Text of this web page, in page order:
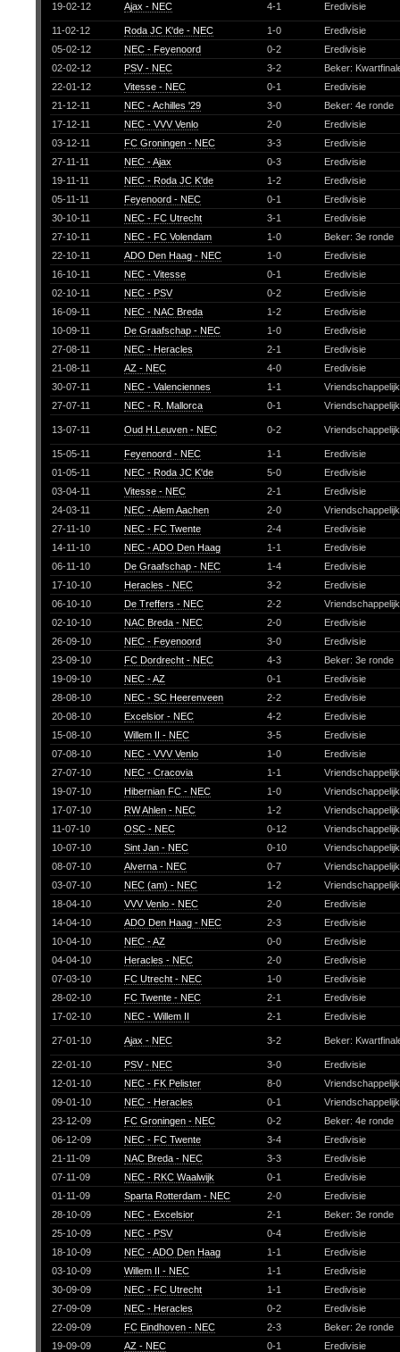
19-02-12 Ajax - NEC 4-1 Eredivisie
11-02-12 Roda JC K'de - NEC 1-0
Eredivisie
05-02-12
NEC - Feyenoord 0-2
Eredivisie
02-02-12
PSV - NEC 3-2
Beker:
22-01-12
Vitesse - NEC 0-1
Eredivisie
21-12-11
NEC - Achilles '29 3-0
Beker: 4e ronde
17-12-11
NEC - VVV Venlo 2-0
Eredivisie
03-12-11
FC Groningen - NEC 3-3
Eredivisie
27-11-11
NEC - Ajax 0-3
Eredivisie
19-11-11
NEC - Roda JC K'de 1-2
Eredivisie
05-11-11
Feyenoord - NEC 0-1
Eredivisie
30-10-11
NEC - FC Utrecht 3-1
Eredivisie
27-10-11
NEC - FC Volendam 1-0
Beker: 3e ronde
22-10-11
ADO Den Haag - NEC 1-0
Eredivisie
16-10-11
NEC - Vitesse 0-1
Eredivisie
02-10-11
NEC - PSV 0-2
Eredivisie
16-09-11
NEC - NAC Breda 1-2
Eredivisie
10-09-11
De Graafschap - NEC 1-0
Eredivisie
27-08-11
NEC - Heracles 2-1
Eredivisie
21-08-11
AZ - NEC 4-0
Eredivisie
30-07-11
NEC - Valenciennes 1-1
27-07-11
NEC - R. Mallorca 0-1
13-07-11 Oud H.Leuven - NEC 0-2
15-05-11 Feyenoord - NEC 1-1
Eredivisie
01-05-11
NEC - Roda JC K'de 5-0
Eredivisie
03-04-11
Vitesse - NEC 2-1
Eredivisie
24-03-11
NEC - Alem Aachen 2-0
27-11-10
NEC - FC Twente 2-4
Eredivisie
14-11-10
NEC - ADO Den Haag 1-1
Eredivisie
06-11-10
De Graafschap - NEC 1-4
Eredivisie
17-10-10
Heracles - NEC 3-2
Eredivisie
06-10-10
De Treffers - NEC 2-2
02-10-10
NAC Breda - NEC 2-0
Eredivisie
26-09-10
NEC - Feyenoord 3-0
Eredivisie
23-09-10
FC Dordrecht - NEC 4-3
Beker: 3e ronde
19-09-10
NEC - AZ 0-1
Eredivisie
28-08-10
NEC - SC Heerenveen 2-2
Eredivisie
20-08-10
Excelsior - NEC 4-2
Eredivisie
15-08-10
Willem II - NEC 3-5
Eredivisie
07-08-10
NEC - VVV Venlo 1-0
Eredivisie
27-07-10
NEC - Cracovia 1-1
19-07-10
Hibernian FC - NEC 1-0
17-07-10
RW Ahlen - NEC 1-2
11-07-10
OSC - NEC 0-12
10-07-10
Sint Jan - NEC 0-10
08-07-10
Alverna - NEC 0-7
03-07-10
NEC (am) - NEC 1-2
18-04-10
VVV Venlo - NEC 2-0
Eredivisie
14-04-10
ADO Den Haag - NEC 2-3
Eredivisie
10-04-10
NEC - AZ 0-0
Eredivisie
04-04-10
Heracles - NEC 2-0
Eredivisie
07-03-10
FC Utrecht - NEC 1-0
Eredivisie
28-02-10
FC Twente - NEC 2-1
Eredivisie
17-02-10
NEC - Willem II 2-1 Eredivisie
27-01-10 Ajax - NEC 3-2 Beker:
22-01-10 PSV - NEC 3-0
Eredivisie
12-01-10
NEC - FK Pelister 8-0
09-01-10
NEC - Heracles 0-1
23-12-09
FC Groningen - NEC 0-2
Beker: 4e ronde
06-12-09
NEC - FC Twente 3-4
Eredivisie
21-11-09
NAC Breda - NEC 3-3
Eredivisie
07-11-09
NEC - RKC Waalwijk 0-1
Eredivisie
01-11-09
Sparta Rotterdam - NEC 2-0
Eredivisie
28-10-09
NEC - Excelsior 2-1
Beker: 3e ronde
25-10-09
NEC - PSV 0-4
Eredivisie
18-10-09
NEC - ADO Den Haag 1-1
Eredivisie
03-10-09
Willem II - NEC 1-1
Eredivisie
30-09-09
NEC - FC Utrecht 1-1
Eredivisie
27-09-09
NEC - Heracles 0-2
Eredivisie
22-09-09
FC Eindhoven - NEC 2-3
Beker: 2e ronde
19-09-09
AZ - NEC 0-1 Eredivisie